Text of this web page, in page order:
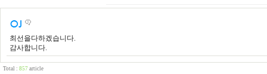
최선을다하겠습니다.
감사합니다.
Total : 857 article